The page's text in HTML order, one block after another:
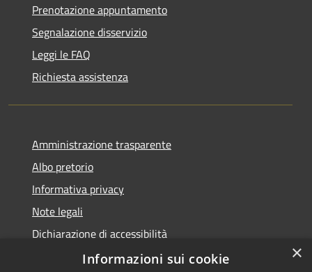
Prenotazione appuntamento
Segnalazione disservizio
Leggi le FAQ
Richiesta assistenza
Amministrazione trasparente
Albo pretorio
Informativa privacy
Note legali
Dichiarazione di accessibilità
Piano di miglioramento dei servizi
×
Informazioni sui cookie